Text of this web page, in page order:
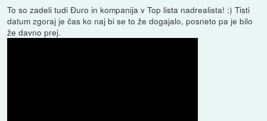
To so zadeli tudi Đuro in kompanija v Top lista nadrealista! :) Tisti
datum zgoraj je čas ko naj bi se to že dogajalo, posneto pa je bilo
že davno prej.